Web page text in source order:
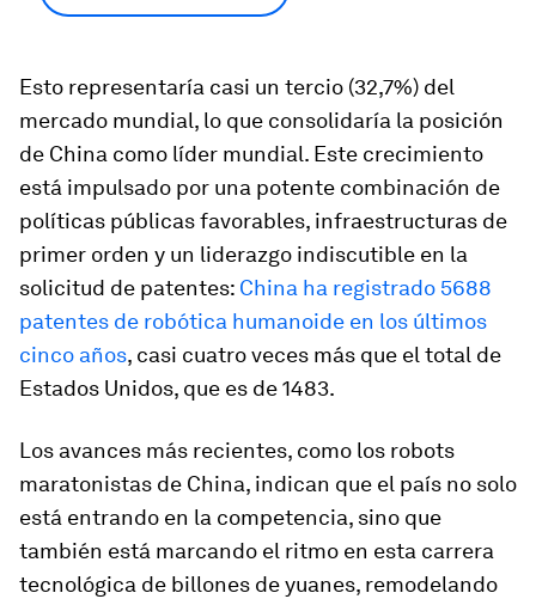
Esto representaría casi un tercio (32,7%) del
mercado mundial, lo que consolidaría la posición
de China como líder mundial. Este crecimiento
está impulsado por una potente combinación de
políticas públicas favorables, infraestructuras de
primer orden y un liderazgo indiscutible en la
solicitud de patentes: China ha registrado 5688
patentes de robótica humanoide en los últimos
cinco años, casi cuatro veces más que el total de
Estados Unidos, que es de 1483.
Los avances más recientes, como los robots
maratonistas de China, indican que el país no solo
está entrando en la competencia, sino que
también está marcando el ritmo en esta carrera
tecnológica de billones de yuanes, remodelando